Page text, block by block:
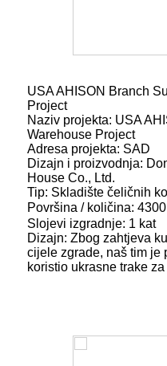
USA AHISON Branch
Project
Naziv projekta: USA
Warehouse Project
Adresa projekta: SAD
Dizajn i proizvodnja:
House Co., Ltd.
Tip: Skladište čeličnih
Površina / količina:
Slojevi izgradnje: 1 kat
Dizajn: Zbog zahtjeva
cijele zgrade, naš tim je
koristio ukrasne trake